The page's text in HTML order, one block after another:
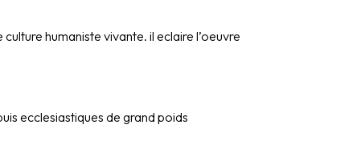
humaniste vivante. il eclaire l’oeuvre
ecclesiastiques de grand poids